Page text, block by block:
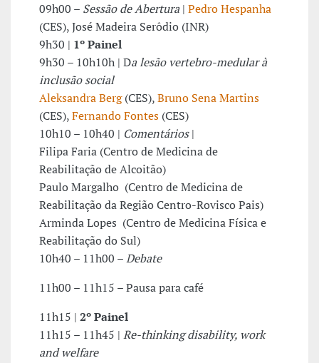
09h00 – Sessão de Abertura| Pedro Hespanha
(CES), José Madeira Serôdio (INR)
9h30 | 1º Painel
9h30 – 10h10h | Da lesão vertebro-medular à
inclusão social
Aleksandra Berg(CES),Bruno Sena Martins
(CES),Fernando Fontes (CES)
10h10 – 10h40 | Comentários|
Filipa Faria (Centro de Medicina de
Reabilitação de Alcoitão)
Paulo Margalho (Centro de Medicina de
Reabilitação da Região Centro-Rovisco Pais)
Arminda Lopes (Centro de Medicina Física e
Reabilitação do Sul)
10h40 – 11h00 –Debate
11h00 – 11h15 – Pausa para café
11h15 | 2º Painel
11h15 – 11h45 | Re-thinking disability, work
and welfare